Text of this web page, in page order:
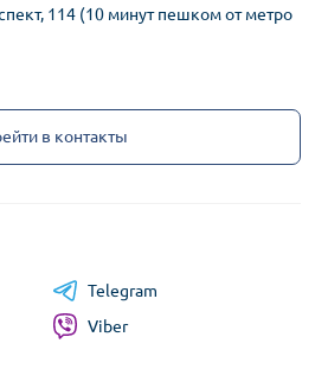
114 (10 минут пешком от метро
в контакты
Telegram
Viber